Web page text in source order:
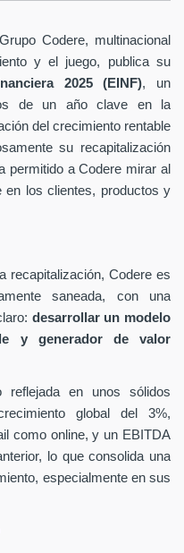
Codere, multinacional
y el juego, publica su
2025 (EINF), un
de un año clave en la
del crecimiento rentable
su recapitalización
permitido a Codere mirar al
en los clientes, productos y
recapitalización, Codere es
saneada, con una
desarrollar un modelo
y generador de valor
en unos sólidos
global del 3%,
como online, y un EBITDA
lo que consolida una
especialmente en sus